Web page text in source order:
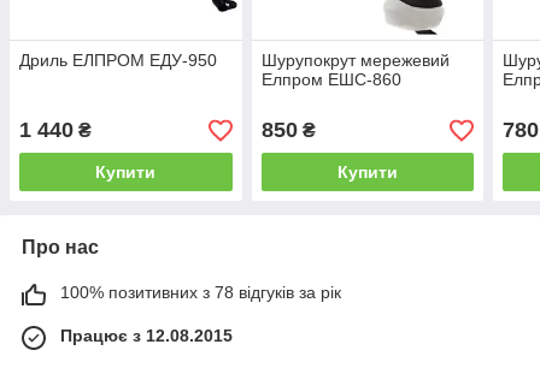
Дриль ЕЛПРОМ ЕДУ-950
1 440 ₴
Купити
Шурупокрут мережевий
Елпром ЕШС-860
850₴
Купити
780
Про нас
100% позитивних з 78 відгуків за рік
Працює з 12.08.2015